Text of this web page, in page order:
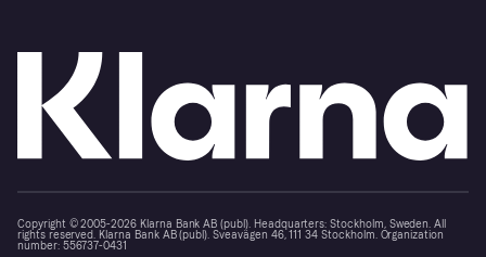
Copyright © 2005-2026 Klarna Bank AB (publ). Headquarters: Stockholm, Sweden. All
rights reserved. Klarna Bank AB (publ). Sveavägen 46, 111 34 Stockholm. Organization
number: 556737-0431